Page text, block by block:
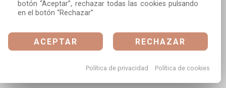
botón “Aceptar”, rechazar todas las cookies pulsando
en el botón “Rechazar”
ACEPTAR RECHAZAR
Política de privacidad Política de cookies